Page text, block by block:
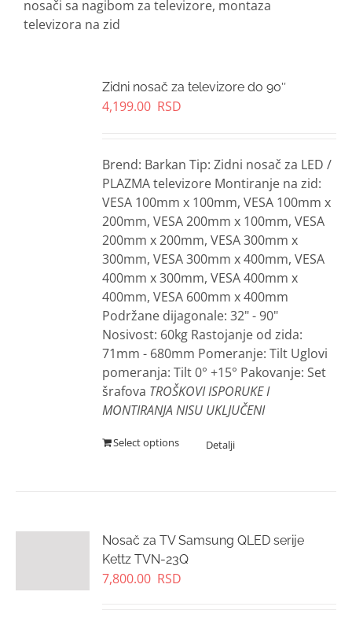
nosači sa nagibom za televizore, montaza
televizora na zid
Zidni nosač za televizore do 90″
4,199.00 RSD
Brend: Barkan Tip: Zidni nosač za LED /
PLAZMA televizore Montiranje na zid:
VESA 100mm x 100mm, VESA 100mm x
200mm, VESA 200mm x 100mm, VESA
200mm x 200mm, VESA 300mm x
300mm, VESA 300mm x 400mm, VESA
400mm x 300mm, VESA 400mm x
400mm, VESA 600mm x 400mm
Podržane dijagonale: 32" - 90"
Nosivost: 60kg Rastojanje od zida:
71mm - 680mm Pomeranje: Tilt Uglovi
pomeranja: Tilt 0° +15° Pakovanje: Set
šrafova TROŠKOVI ISPORUKE I
MONTIRANJA NISU UKLJUČENI
Select options
Nosač za TV Samsung QLED serije
Kettz TVN-23Q
7,800.00 RSD